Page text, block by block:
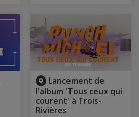
Lancement de
l'album 'Tous ceux qui
courent' à Trois-
Rivières